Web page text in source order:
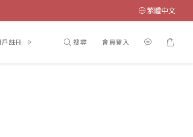
繁體中文
註冊/會員登入 搜尋 會員登入